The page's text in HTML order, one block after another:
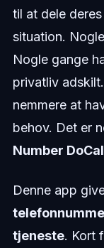
til at dele
situation.
Nogle gange
privatliv
nemmere at
behov. Det er
Number
Denne app
tjeneste. Kort